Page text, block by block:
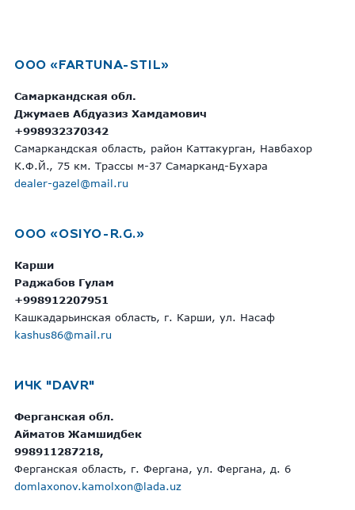
OOO «FARTUNA-STIL»
Самаркандская обл.
Джумаев Абдуазиз Хамдамович
+998932370342
Самаркандская область, район Каттакурган, Навбахор
К.Ф.Й., 75 км. Трассы м-37 Самарканд-Бухара
dealer-gazel@mail.ru
OOO «OSIYO-R.G.»
Карши
Раджабов Гулам
+998912207951
Кашкадарьинская область, г. Карши, ул. Насаф
kashus86@mail.ru
ИЧК "DAVR"
Ферганская обл.
Айматов Жамшидбек
998911287218,
Ферганская область, г. Фергана, ул. Фергана, д. 6
domlaxonov.kamolxon@lada.uz